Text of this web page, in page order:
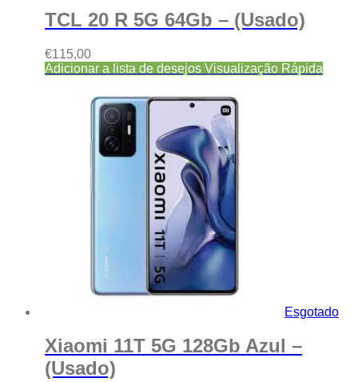
TCL 20 R 5G 64Gb – (Usado)
€115,00
Adicionar a lista de desejos Visualização Rápida
Esgotado
Xiaomi 11T 5G 128Gb Azul –
(Usado)